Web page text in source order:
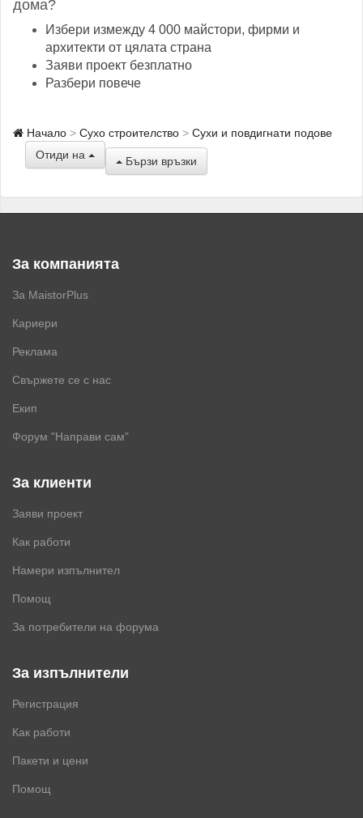
дома?
Избери измежду 4 000 майстори, фирми и
архитекти от цялата страна
Заяви проект безплатно
Разбери повече
Начало Сухо строителство
Сухи и повдигнати подове
Отиди на
Бързи връзки
За компанията
За MaistorPlus
Кариери
Реклама
Свържете се с нас
Екип
Форум "Направи сам"
За клиенти
Заяви проект
Как работи
Намери изпълнител
Помощ
За потребители на форума
За изпълнители
Регистрация
Как работи
Пакети и цени
Помощ